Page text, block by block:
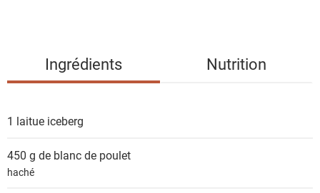
n
Ingrédients Nutrition
1 laitue iceberg
450 g de blanc de poulet
haché